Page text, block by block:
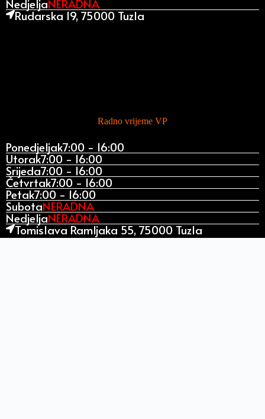
NedjeljaNERADNA
Rudarska 19, 75000 Tuzla
Radno vrijeme VP
Ponedjeljak7:00 - 16:00
Utorak7:00 - 16:00
Srijeda7:00 - 16:00
Četvrtak7:00 - 16:00
Petak7:00 - 16:00
SubotaNERADNA
NedjeljaNERADNA
Tomislava Ramljaka 55, 75000 Tuzla